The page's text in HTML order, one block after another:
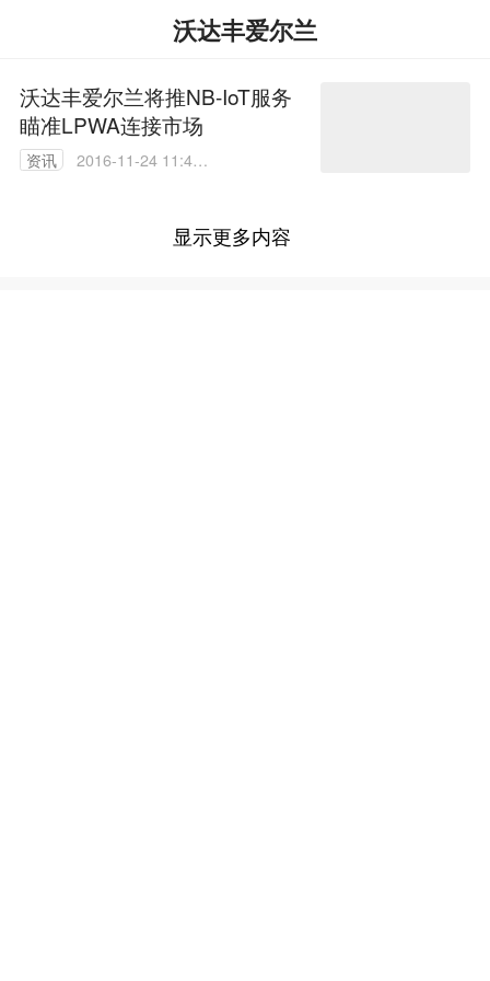
沃达丰爱尔兰
沃达丰爱尔兰将推NB-IoT服务
瞄准LPWA连接市场
资讯
2016-11-24 11:44:
显示更多内容